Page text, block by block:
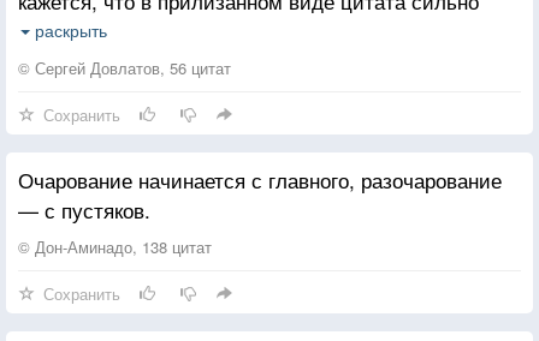
теряет свое очарование и не отражает отношения
автора к тем, о ком идет речь.
раскрыть
© Сергей Довлатов, 56 цитат
Сохранить
Очарование начинается с главного, разочарование
— с пустяков.
© Дон-Аминадо, 138 цитат
Сохранить